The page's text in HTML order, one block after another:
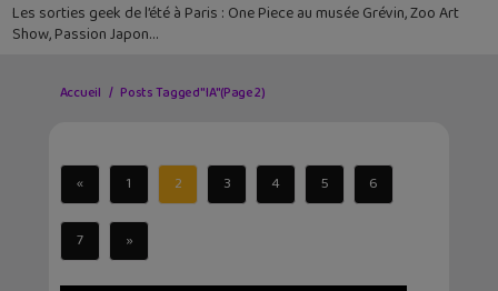
Les sorties geek de l’été à Paris : One Piece au musée Grévin, Zoo Art
Show, Passion Japon…
Accueil Posts Tagged "IA"(Page 2)
« 1 2 3 4 5 6
7 »